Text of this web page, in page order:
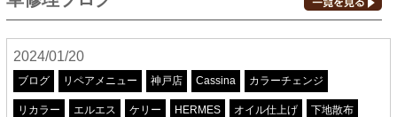
2024/01/20
ブログ リペアメニュー 神戸店 Cassina カラーチェンジ
リカラー エルエス ケリー HERMES オイル仕上げ 下地散布